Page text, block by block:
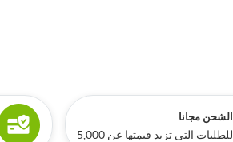
ًالشحن مجانا
للطلبات التي تزيد قيمتها عن 15,000 جنيه مصري